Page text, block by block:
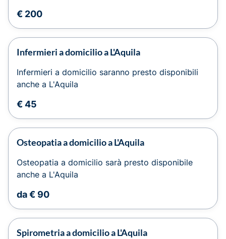
€ 200
Infermieri a domicilio a L'Aquila
Infermieri a domicilio saranno presto disponibili
anche a L'Aquila
€ 45
Osteopatia a domicilio a L'Aquila
Osteopatia a domicilio sarà presto disponibile
anche a L'Aquila
da € 90
Spirometria a domicilio a L'Aquila